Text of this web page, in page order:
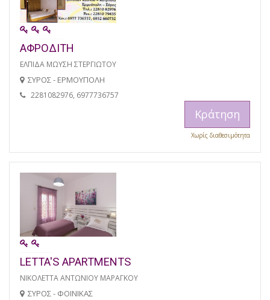
ΑΦΡΟΔΙΤΗ
ΕΛΠΙΔΑ ΜΩΥΣΗ ΣΤΕΡΓΙΩΤΟΥ
ΣΥΡΟΣ - ΕΡΜΟΥΠΟΛΗ
2281082976, 6977736757
Κράτηση
Χωρίς διαθεσιμότητα
LETTA'S APARTMENTS
ΝΙΚΟΛΕΤΤΑ ΑΝΤΩΝΙΟΥ ΜΑΡΑΓΚΟΥ
ΣΥΡΟΣ - ΦΟΙΝΙΚΑΣ